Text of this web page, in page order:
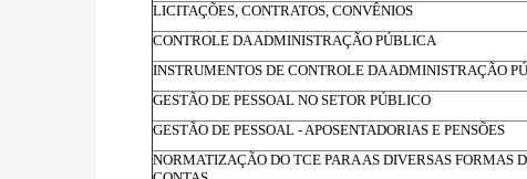
LICITAÇÕES, CONTRATOS, CONVÊNIOS
CONTROLE DA ADMINISTRAÇÃO PÚBLICA
INSTRUMENTOS DE CONTROLE DA ADMINISTRAÇÃO
GESTÃO DE PESSOAL NO SETOR PÚBLICO
GESTÃO DE PESSOAL - APOSENTADORIAS E PENSÕES
NORMATIZAÇÃO DO TCE PARA AS DIVERSAS FORMAS